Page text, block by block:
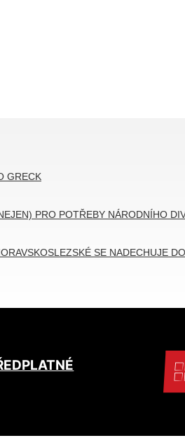
GRECK
PRO POTŘEBY NÁRODNÍHO
SE NADECHUJE